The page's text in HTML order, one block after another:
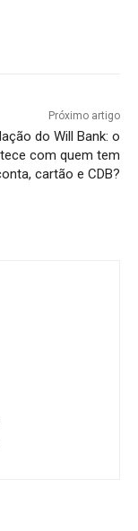
Próximo artigo
do Will Bank: o
com quem tem
cartão e CDB?